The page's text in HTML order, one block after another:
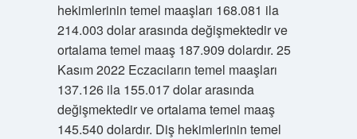
hekimlerinin temel maaşları 168.081 ila
214.003 dolar arasında değişmektedir ve
ortalama temel maaş 187.909 dolardır. 25
Kasım 2022 Eczacıların temel maaşları
137.126 ila 155.017 dolar arasında
değişmektedir ve ortalama temel maaş
145.540 dolardır. Diş hekimlerinin temel